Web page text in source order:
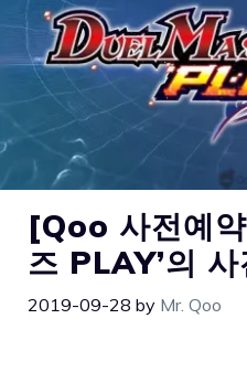
[Qoo 사전예
즈 PLAY’의
2019-09-28 by Mr. Qoo